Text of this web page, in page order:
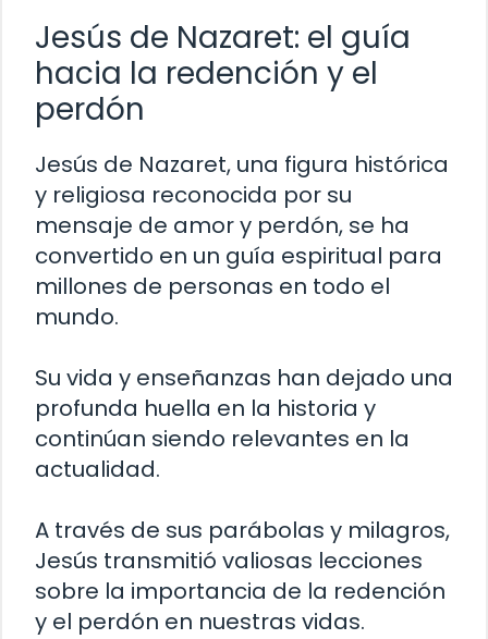
Jesús de Nazaret: el guía
hacia la redención y el
perdón
Jesús de Nazaret, una figura histórica
y religiosa reconocida por su
mensaje de amor y perdón, se ha
convertido en un guía espiritual para
millones de personas en todo el
mundo.
Su vida y enseñanzas han dejado una
profunda huella en la historia y
continúan siendo relevantes en la
actualidad.
A través de sus parábolas y milagros,
Jesús transmitió valiosas lecciones
sobre la importancia de la redención
y el perdón en nuestras vidas.